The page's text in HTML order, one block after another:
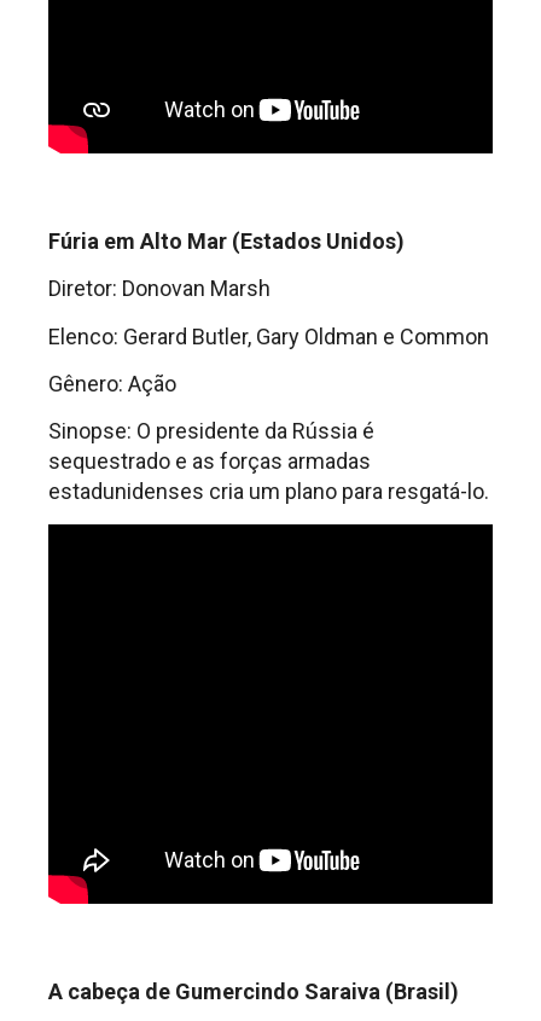
Fúria em Alto Mar (Estados Unidos)
Diretor: Donovan Marsh
Elenco: Gerard Butler, Gary Oldman e Common
Gênero: Ação
Sinopse: O presidente da Rússia é
sequestrado e as forças armadas
estadunidenses cria um plano para resgatá-lo.
A cabeça de Gumercindo Saraiva (Brasil)